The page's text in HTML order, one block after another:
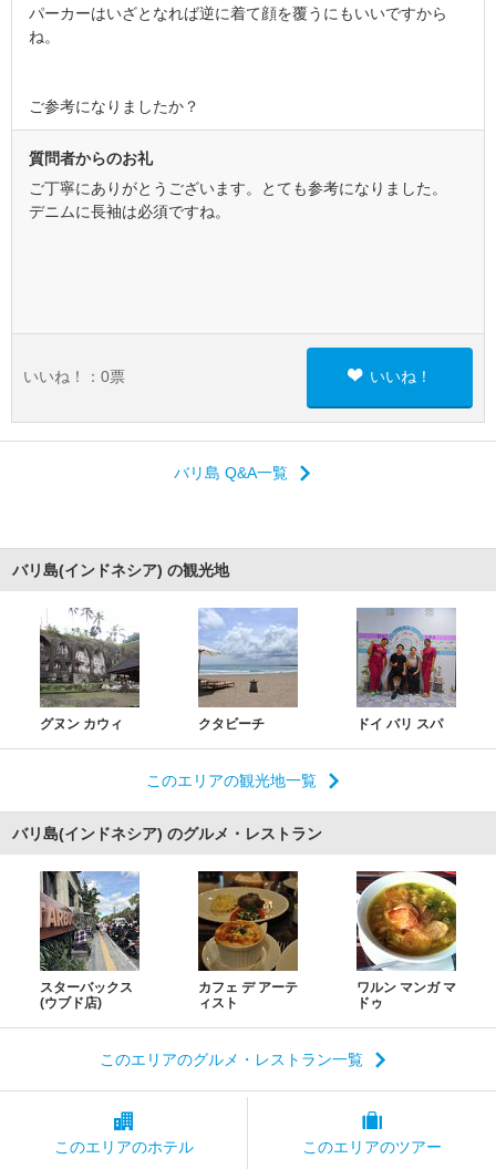
パーカーはいざとなれば逆に着て顔を覆うにもいいですから
ね。
ご参考になりましたか？
質問者からのお礼
ご丁寧にありがとうございます。とても参考になりました。
デニムに長袖は必須ですね。
いいね！： 0票 いいね！
バリ島 Q&A一覧
バリ島(インドネシア) の観光地
グヌン カウィ クタビーチ ドイ バリ スパ
このエリアの観光地一覧
バリ島(インドネシア) のグルメ・レストラン
スターバックス
(ウブド店)
カフェ デ アーテ
ィスト
ワルン マンガ マ
ドゥ
このエリアのグルメ・レストラン一覧
このエリアのホテル このエリアのツアー